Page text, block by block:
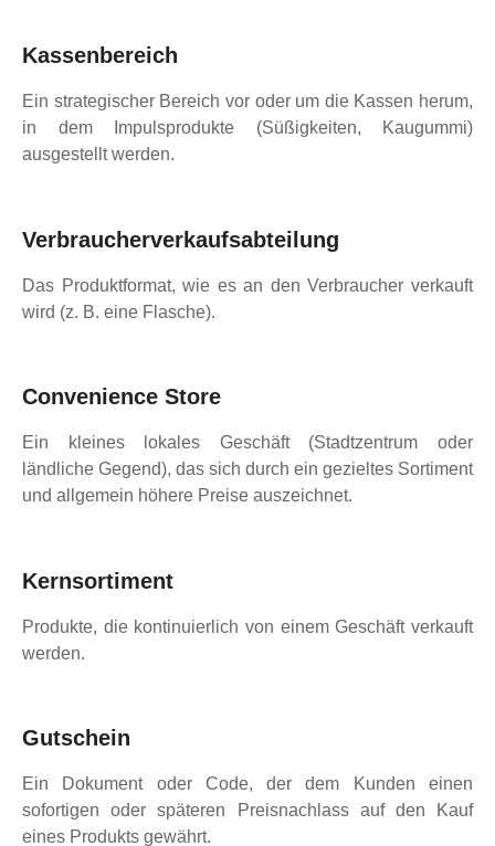
Kassenbereich
Ein strategischer Bereich vor oder um die Kassen herum,
in dem Impulsprodukte (Süßigkeiten, Kaugummi)
ausgestellt werden.
Verbraucherverkaufsabteilung
Das Produktformat, wie es an den Verbraucher verkauft
wird (z. B. eine Flasche).
Convenience Store
Ein kleines lokales Geschäft (Stadtzentrum oder
ländliche Gegend), das sich durch ein gezieltes Sortiment
und allgemein höhere Preise auszeichnet.
Kernsortiment
Produkte, die kontinuierlich von einem Geschäft verkauft
werden.
Gutschein
Ein Dokument oder Code, der dem Kunden einen
sofortigen oder späteren Preisnachlass auf den Kauf
eines Produkts gewährt.